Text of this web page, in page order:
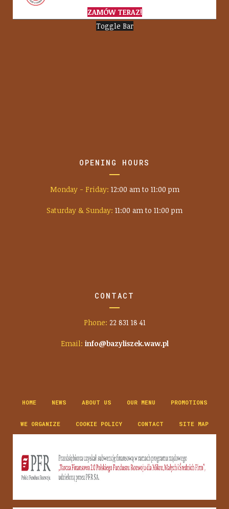
ZAMÓW TERAZ!
Toggle Bar
OPENING HOURS
Monday - Friday: 12:00 am to 11:00 pm
Saturday & Sunday: 11:00 am to 11:00 pm
CONTACT
Phone: 22 831 18 41
Email: info@bazyliszek.waw.pl
HOME NEWS ABOUT US OUR MENU PROMOTIONS
WE ORGANIZE COOKIE POLICY CONTACT SITE MAP